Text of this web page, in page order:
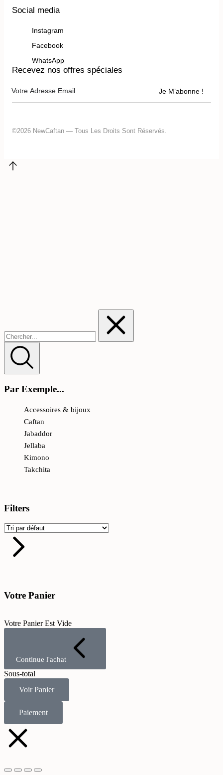
Social media
Instagram
Facebook
WhatsApp
Recevez nos offres spéciales
Je M’abonne !
©2026 NewCaftan — Tous Les Droits Sont Réservés.
Par Exemple...
Accessoires & bijoux
Caftan
Jabaddor
Jellaba
Kimono
Takchita
Filters
Votre Panier
Votre Panier Est Vide
Continue l'achat
Sous-total
Voir Panier
Paiement